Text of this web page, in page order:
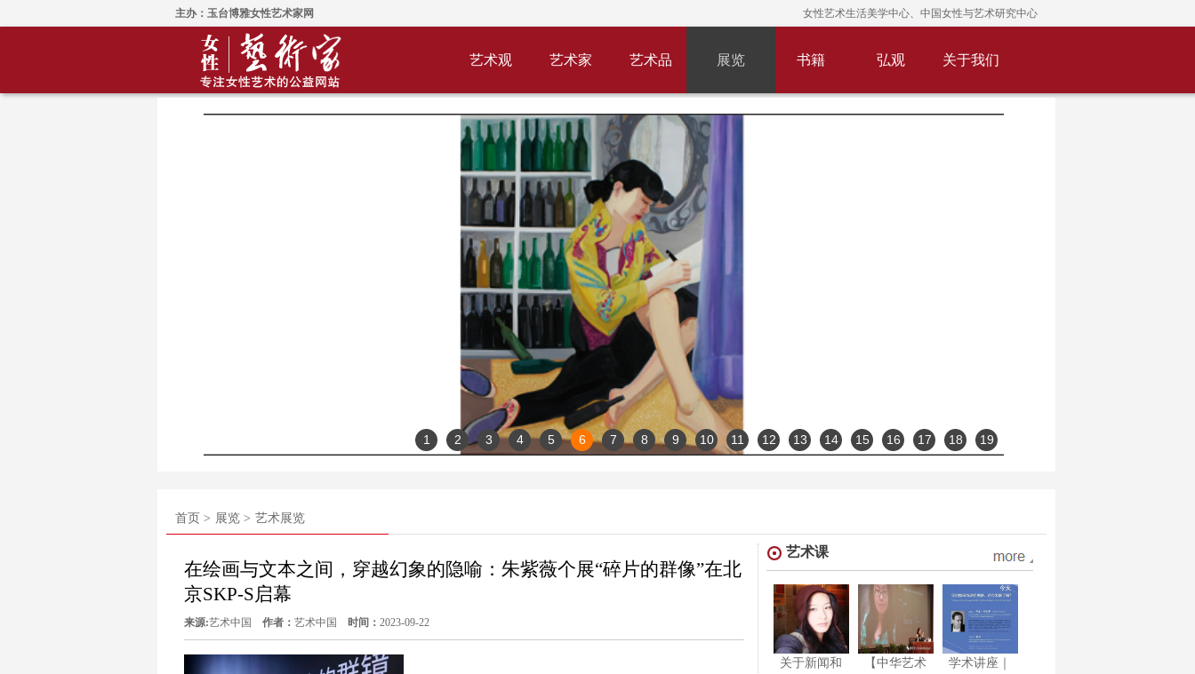
主办：玉台博雅女性艺术家网 女性艺术生活美学中心、中国女性与艺术研究中心
艺术观 艺术家 艺术品 展览 书籍 弘观 关于我们
1 2 3 4 5 6 7 8 9 10 11 12 13 14 15 16 17 18 19
首页 > 展览 > 艺术展览
在绘画与文本之间，穿越幻象的隐喻：朱紫薇个展“碎片的群像”在北
京SKP-S启幕
来源:艺术中国 作者： 艺术中国 时间： 2023-09-22
艺术课
关于新闻和 【中华艺术 学术讲座｜